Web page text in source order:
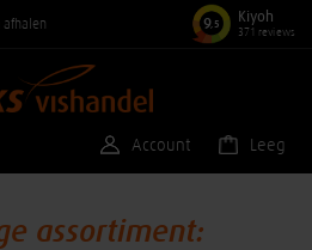
9,5 Kiyoh
371 reviews
afhalen
Account Leeg
assortiment: